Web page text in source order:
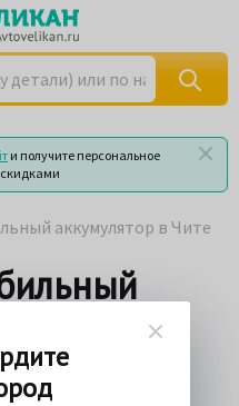
или по названию
и получите персональное
аккумулятор в Чите